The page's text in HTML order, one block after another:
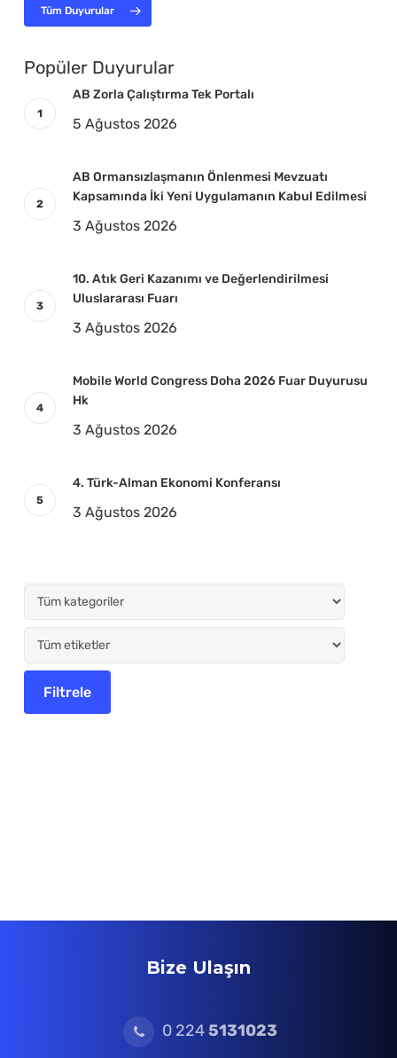
Tüm Duyurular
Popüler Duyurular
AB Zorla Çalıştırma Tek Portalı
5 Ağustos 2026
AB Ormansızlaşmanın Önlenmesi Mevzuatı
Kapsamında İki Yeni Uygulamanın Kabul Edilmesi
3 Ağustos 2026
10. Atık Geri Kazanımı ve Değerlendirilmesi
Uluslararası Fuarı
3 Ağustos 2026
Mobile World Congress Doha 2026 Fuar Duyurusu
Hk
3 Ağustos 2026
4. Türk-Alman Ekonomi Konferansı
3 Ağustos 2026
Bize Ulaşın
0 2245131023